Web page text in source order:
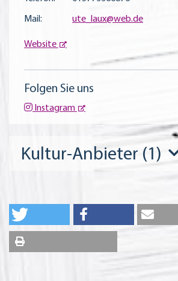
Mail: ute_laux@web.de
Website
Folgen Sie uns
Instagram
Kultur-Anbieter (1)